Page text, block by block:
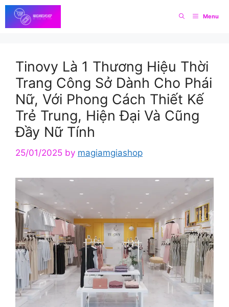
Skip
to
content
Menu
Tinovy Là 1 Thương Hiệu Thời
Trang Công Sở Dành Cho Phái
Nữ, Với Phong Cách Thiết Kế
Trẻ Trung, Hiện Đại Và Cũng
Đầy Nữ Tính
25/01/2025 by magiamgiashop